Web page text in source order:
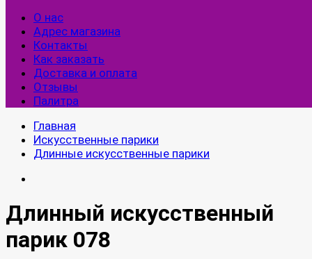
О нас
Адрес магазина
Контакты
Как заказать
Доставка и оплата
Отзывы
Палитра
Главная
Искусственные парики
Длинные искусственные парики
Длинный искусственный
парик 078